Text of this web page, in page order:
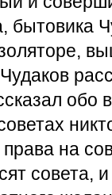
бытовика
обо
на